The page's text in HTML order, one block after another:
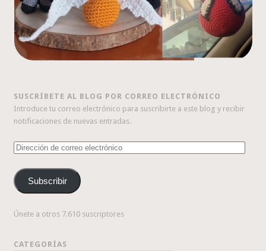
SUSCRÍBETE AL BLOG POR CORREO ELECTRÓNICO
Introduce tu correo electrónico para suscribirte a este blog y recibir
notificaciones de nuevas entradas.
Dirección
correo
electrónico
Subscribir
Únete a otros 7.610 suscriptores
CATEGORÍAS